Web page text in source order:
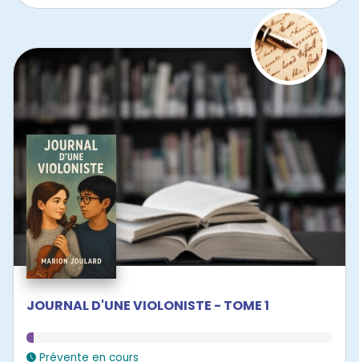
JOURNAL D'UNE VIOLONISTE - TOME 1
Prévente en cours